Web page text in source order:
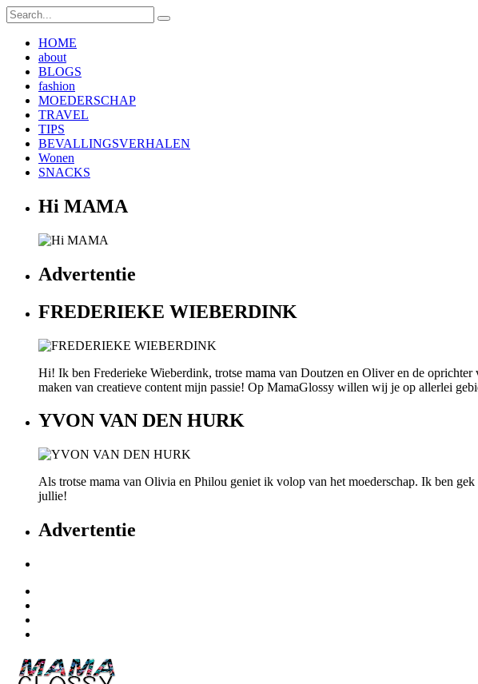
HOME
about
BLOGS
fashion
MOEDERSCHAP
TRAVEL
TIPS
BEVALLINGSVERHALEN
Wonen
SNACKS
Hi MAMA
Advertentie
FREDERIEKE WIEBERDINK
Hi! Ik ben Frederieke Wieberdink, trotse mama van Doutzen en Oliver en de
maken van creatieve content mijn passie! Op MamaGlossy willen wij je op allerlei
YVON VAN DEN HURK
Als trotse mama van Olivia en Philou geniet ik volop van het moederschap. Ik ben
jullie!
Advertentie